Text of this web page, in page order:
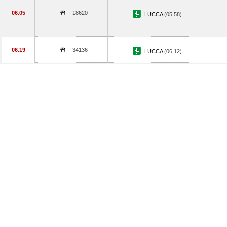
06.05 18620 LUCCA(05.58)
06.19 34136 LUCCA(06.12)